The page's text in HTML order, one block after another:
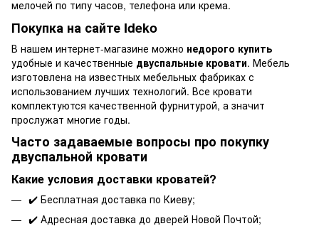
мелочей по типу часов, телефона или крема.
Покупка на сайте Ideko
В нашем интернет-магазине можно недорого купить
удобные и качественные двуспальные кровати. Мебель
изготовлена на известных мебельных фабриках с
использованием лучших технологий. Все кровати
комплектуются качественной фурнитурой, а значит
прослужат многие годы.
Часто задаваемые вопросы про покупку
двуспальной кровати
Какие условия доставки кроватей?
✔️ Бесплатная доставка по Киеву;
✔️ Адресная доставка до дверей Новой Почтой;